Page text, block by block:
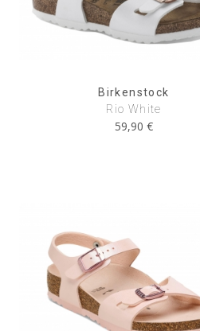
Birkenstock
Rio White
59,90 €